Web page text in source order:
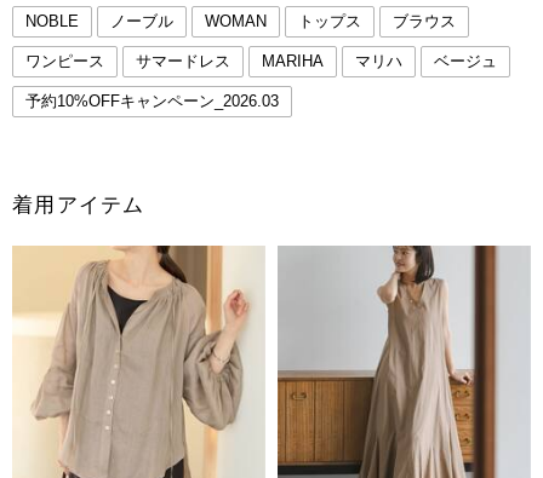
NOBLE ノーブル WOMAN トップス ブラウス
ワンピース サマードレス MARIHA マリハ ベージュ
予約10%OFFキャンペーン_2026.03
着用アイテム